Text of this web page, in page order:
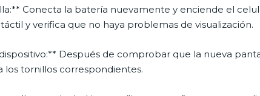
Conecta la batería nuevamente y enciende el
y verifica que no haya problemas de visualización.
Después de comprobar que la nueva
los tornillos correspondientes.